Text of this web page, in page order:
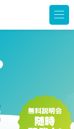
メ
ー
を